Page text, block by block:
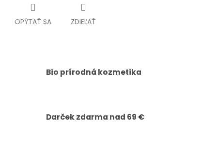
OPÝTAŤ SA ZDIEĽAŤ
Bio prírodná kozmetika
Darček zdarma nad 69 €